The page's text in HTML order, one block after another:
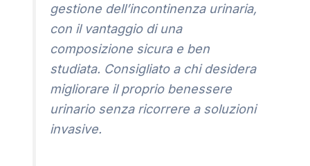
gestione dell’incontinenza urinaria,
con il vantaggio di una
composizione sicura e ben
studiata. Consigliato a chi desidera
migliorare il proprio benessere
urinario senza ricorrere a soluzioni
invasive.